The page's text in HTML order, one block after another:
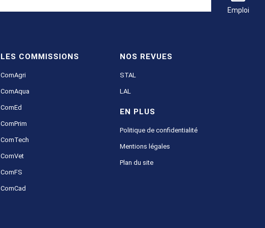
Emploi
LES COMMISSIONS
ComAgri
ComAqua
ComEd
ComPrim
ComTech
ComVet
ComFS
ComCad
NOS REVUES
STAL
LAL
EN PLUS
Politique de confidentialité
Mentions légales
Plan du site